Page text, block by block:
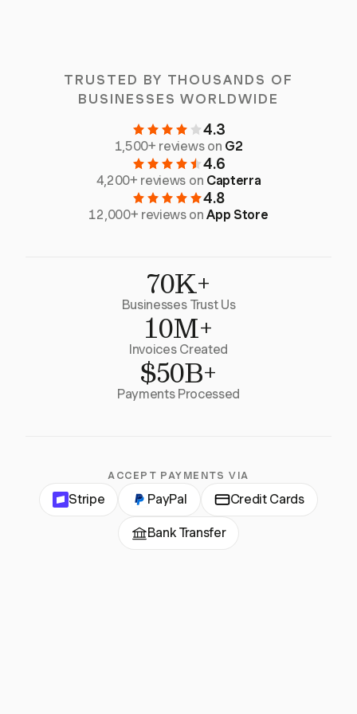
TRUSTED BY THOUSANDS OF
BUSINESSES WORLDWIDE
4.3
1,500+ reviews on G2
4.6
4,200+ reviews on Capterra
4.8
12,000+ reviews onApp Store
70K+
Businesses Trust Us
10M+
Invoices Created
$50B+
Payments Processed
ACCEPT PAYMENTS VIA
Stripe PayPal Credit Cards
Bank Transfer